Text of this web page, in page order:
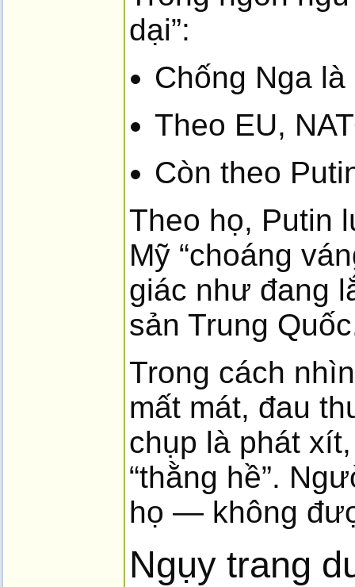
dại”:
Chống Nga là
Theo EU,
Còn theo
Theo họ, Putin
Mỹ “choáng
giác như đang
sản Trung
Trong cách
mất mát, đau
chụp là phát
“thằng hề”.
họ — không
Ngụy trang